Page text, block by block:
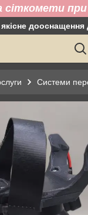
сіткомети
якісне
Системи